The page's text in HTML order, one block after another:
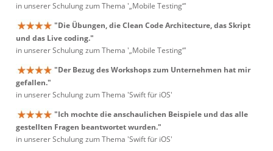
in unserer Schulung zum Thema '„Mobile Testing“'
"Die Übungen, die Clean Code Architecture, das Skript
und das Live coding."
in unserer Schulung zum Thema '„Mobile Testing“'
"Der Bezug des Workshops zum Unternehmen hat mir
gefallen."
in unserer Schulung zum Thema 'Swift für iOS'
"Ich mochte die anschaulichen Beispiele und das alle
gestellten Fragen beantwortet wurden."
in unserer Schulung zum Thema 'Swift für iOS'